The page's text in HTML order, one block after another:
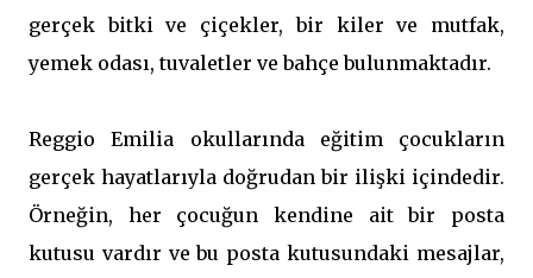
gerçek bitki ve çiçekler, bir kiler ve mutfak,
yemek odası, tuvaletler ve bahçe bulunmaktadır.
Reggio Emilia okullarında eğitim çocukların
gerçek hayatlarıyla doğrudan bir ilişki içindedir.
Örneğin, her çocuğun kendine ait bir posta
kutusu vardır ve bu posta kutusundaki mesajlar,